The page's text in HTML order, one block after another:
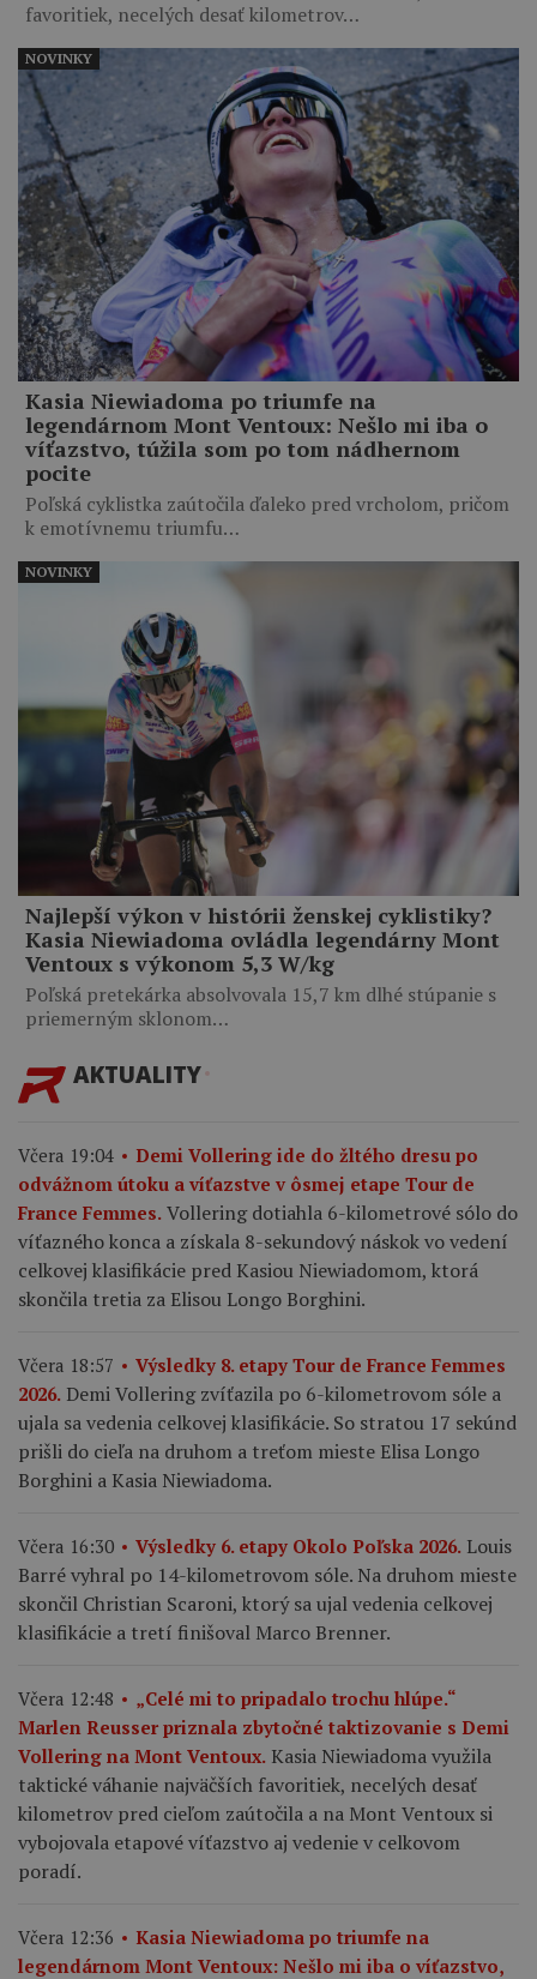
favoritiek, necelých desať kilometrov…
Kasia Niewiadoma po triumfe na
legendárnom Mont Ventoux: Nešlo mi iba o
víťazstvo, túžila som po tom nádhernom
pocite
Poľská cyklistka zaútočila ďaleko pred vrcholom, pričom
k emotívnemu triumfu…
NOVINKY
Najlepší výkon v histórii ženskej cyklistiky?
Kasia Niewiadoma ovládla legendárny Mont
Ventoux s výkonom 5,3 W/kg
Poľská pretekárka absolvovala 15,7 km dlhé stúpanie s
priemerným sklonom…
NOVINKY
AKTUALITY
Včera 19:04
Demi Vollering ide do žltého dresu po
odvážnom útoku a víťazstve v ôsmej etape Tour de
France Femmes. Vollering dotiahla 6-kilometrové sólo do
víťazného konca a získala 8-sekundový náskok vo vedení
celkovej klasifikácie pred Kasiou Niewiadomom, ktorá
skončila tretia za Elisou Longo Borghini.
Včera 18:57
Výsledky 8. etapy Tour de France Femmes
2026. Demi Vollering zvíťazila po 6-kilometrovom sóle a
ujala sa vedenia celkovej klasifikácie. So stratou 17 sekúnd
prišli do cieľa na druhom a treťom mieste Elisa Longo
Borghini a Kasia Niewiadoma.
Včera 16:30 Výsledky 6. etapy Okolo Poľska 2026. Louis
Barré vyhral po 14-kilometrovom sóle. Na druhom mieste
skončil Christian Scaroni, ktorý sa ujal vedenia celkovej
klasifikácie a tretí finišoval Marco Brenner.
Včera 12:48
„Celé mi to pripadalo trochu hlúpe.“
Marlen Reusser priznala zbytočné taktizovanie s Demi
Vollering na Mont Ventoux. Kasia Niewiadoma využila
taktické váhanie najväčších favoritiek, necelých desať
kilometrov pred cieľom zaútočila a na Mont Ventoux si
vybojovala etapové víťazstvo aj vedenie v celkovom
poradí.
Včera 12:36
Kasia Niewiadoma po triumfe na
legendárnom Mont Ventoux: Nešlo mi iba o víťazstvo,